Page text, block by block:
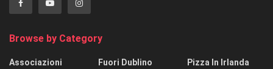
Browse by Category
Associazioni
Fuori Dublino
Pizza In Irlanda